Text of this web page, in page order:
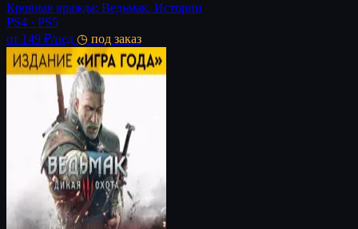
Кровная вражда: Ведьмак. Истории
PS4 · PS5
от 149 ₽/нед ◷ под заказ